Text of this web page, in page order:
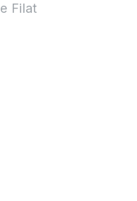
curricula
Filat